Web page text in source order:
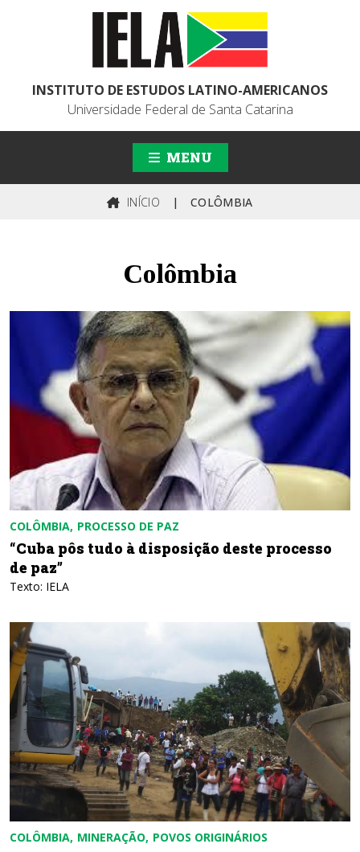
INSTITUTO DE ESTUDOS LATINO-AMERICANOS
Universidade Federal de Santa Catarina
MENU
INÍCIO | COLÔMBIA
Colômbia
COLÔMBIA PROCESSO DE PAZ
“Cuba pôs tudo à disposição deste processo
de paz”
Texto: IELA
COLÔMBIA MINERAÇÃO POVOS ORIGINÁRIOS